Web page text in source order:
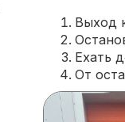
Выход
Ехать
От